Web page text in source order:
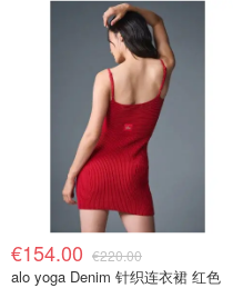
€154.00 €220.00
alo yoga Denim 针织连衣裙 红色